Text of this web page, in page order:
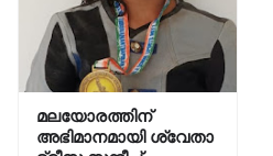
മലയോരത്തിന്
അഭിമാനമായി ശ്വേതാ